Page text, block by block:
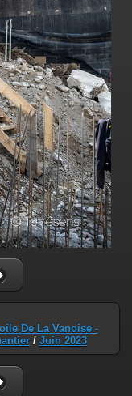
De La Vanoise -
/ Juin 2023